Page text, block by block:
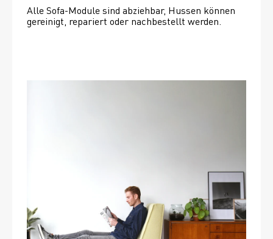
Alle Sofa-Module sind abziehbar, Hussen können
gereinigt, repariert oder nachbestellt werden.